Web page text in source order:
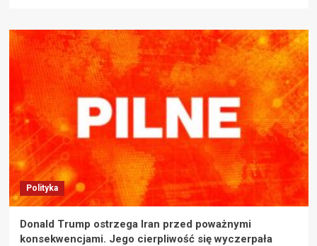
Polityka
Donald Trump ostrzega Iran przed poważnymi
konsekwencjami. Jego cierpliwość się wyczerpała